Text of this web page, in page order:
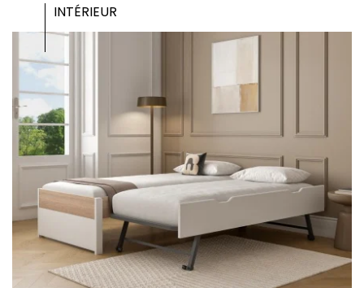
INTÉRIEUR